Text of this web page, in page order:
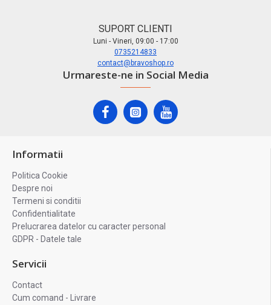
SUPORT CLIENTI
Luni - Vineri, 09:00 - 17:00
0735214833
contact@bravoshop.ro
Urmareste-ne in Social Media
Informatii
Politica Cookie
Despre noi
Termeni si conditii
Confidentialitate
Prelucrarea datelor cu caracter personal
GDPR - Datele tale
Servicii
Contact
Cum comand - Livrare